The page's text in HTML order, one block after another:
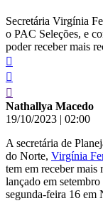
Secretária Virgínia
o PAC Seleções, e
poder receber mais
Nathallya Macedo
19/10/2023 | 02:00
A secretária de
do Norte, Virgínia
tem em receber mais
lançado em
segunda-feira 16 em